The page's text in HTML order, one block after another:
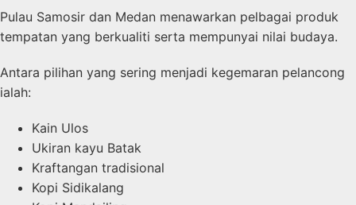
Pulau Samosir dan Medan menawarkan pelbagai produk
tempatan yang berkualiti serta mempunyai nilai budaya.
Antara pilihan yang sering menjadi kegemaran pelancong
ialah:
Kain Ulos
Ukiran kayu Batak
Kraftangan tradisional
Kopi Sidikalang